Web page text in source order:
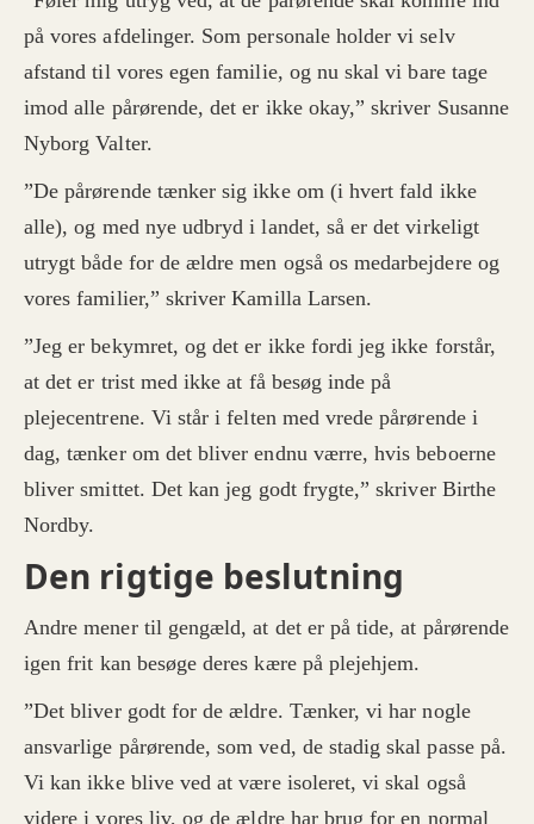
på vores afdelinger. Som personale holder vi selv
afstand til vores egen familie, og nu skal vi bare tage
imod alle pårørende, det er ikke okay,” skriver Susanne
Nyborg Valter.
”De pårørende tænker sig ikke om (i hvert fald ikke
alle), og med nye udbryd i landet, så er det virkeligt
utrygt både for de ældre men også os medarbejdere og
vores familier,” skriver Kamilla Larsen.
”Jeg er bekymret, og det er ikke fordi jeg ikke forstår,
at det er trist med ikke at få besøg inde på
plejecentrene. Vi står i felten med vrede pårørende i
dag, tænker om det bliver endnu værre, hvis beboerne
bliver smittet. Det kan jeg godt frygte,” skriver Birthe
Nordby.
Den rigtige beslutning
Andre mener til gengæld, at det er på tide, at pårørende
igen frit kan besøge deres kære på plejehjem.
”Det bliver godt for de ældre. Tænker, vi har nogle
ansvarlige pårørende, som ved, de stadig skal passe på.
Vi kan ikke blive ved at være isoleret, vi skal også
videre i vores liv, og de ældre har brug for en normal